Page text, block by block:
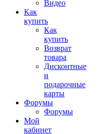
Видео
Как
купить
Как
купить
Возврат
товара
Дисконтные
и
подарочные
карты
Форумы
Форумы
Мой
кабинет